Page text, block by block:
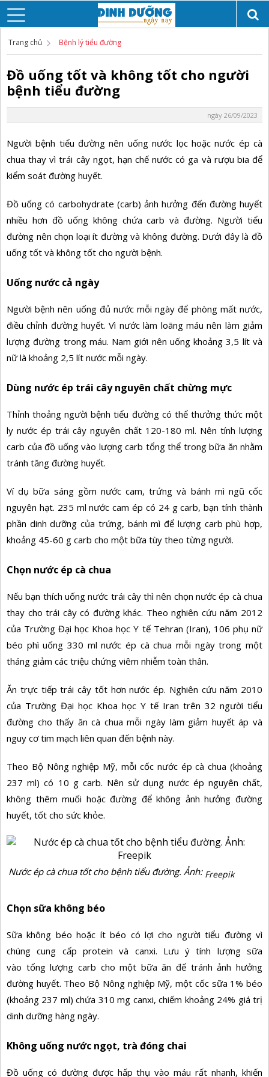
Trang chủ Bệnh lý tiểu đường
Đồ uống tốt và không tốt cho người
bệnh tiểu đường
ngày 26/09/2023
Người bệnh tiểu đường nên uống nước lọc hoặc nước ép cà
chua thay vì trái cây ngọt, hạn chế nước có ga và rượu bia để
kiểm soát đường huyết.
Đồ uống có carbohydrate (carb) ảnh hưởng đến đường huyết
nhiều hơn đồ uống không chứa carb và đường. Người tiểu
đường nên chọn loại ít đường và không đường. Dưới đây là đồ
uống tốt và không tốt cho người bệnh.
Uống nước cả ngày
Người bệnh nên uống đủ nước mỗi ngày để phòng mất nước,
điều chỉnh đường huyết. Vì nước làm loãng máu nên làm giảm
lượng đường trong máu. Nam giới nên uống khoảng 3,5 lít và
nữ là khoảng 2,5 lít nước mỗi ngày.
Dùng nước ép trái cây nguyên chất chừng mực
Thỉnh thoảng người bệnh tiểu đường có thể thưởng thức một
ly nước ép trái cây nguyên chất 120-180 ml. Nên tính lượng
carb của đồ uống vào lượng carb tổng thể trong bữa ăn nhằm
tránh tăng đường huyết.
Ví dụ bữa sáng gồm nước cam, trứng và bánh mì ngũ cốc
nguyên hạt. 235 ml nước cam ép có 24 g carb, bạn tính thành
phần dinh dưỡng của trứng, bánh mì để lượng carb phù hợp,
khoảng 45-60 g carb cho một bữa tùy theo từng người.
Chọn nước ép cà chua
Nếu bạn thích uống nước trái cây thì nên chọn nước ép cà chua
thay cho trái cây có đường khác. Theo nghiên cứu năm 2012
của Trường Đại học Khoa học Y tế Tehran (Iran), 106 phụ nữ
béo phì uống 330 ml nước ép cà chua mỗi ngày trong một
tháng giảm các triệu chứng viêm nhiễm toàn thân.
Ăn trực tiếp trái cây tốt hơn nước ép. Nghiên cứu năm 2010
của Trường Đại học Khoa học Y tế Iran trên 32 người tiểu
đường cho thấy ăn cà chua mỗi ngày làm giảm huyết áp và
nguy cơ tim mạch liên quan đến bệnh này.
Theo Bộ Nông nghiệp Mỹ, mỗi cốc nước ép cà chua (khoảng
237 ml) có 10 g carb. Nên sử dụng nước ép nguyên chất,
không thêm muối hoặc đường để không ảnh hưởng đường
huyết, tốt cho sức khỏe.
Nước ép cà chua tốt cho bệnh tiểu đường. Ảnh: Freepik
Chọn sữa không béo
Sữa không béo hoặc ít béo có lợi cho người tiểu đường vì
chúng cung cấp protein và canxi. Lưu ý tính lượng sữa
vào tổng lượng carb cho một bữa ăn để tránh ảnh hưởng
đường huyết. Theo Bộ Nông nghiệp Mỹ, một cốc sữa 1% béo
(khoảng 237 ml) chứa 310 mg canxi, chiếm khoảng 24% giá trị
dinh dưỡng hàng ngày.
Không uống nước ngọt, trà đóng chai
Đồ uống có đường được hấp thụ vào máu rất nhanh, khiến